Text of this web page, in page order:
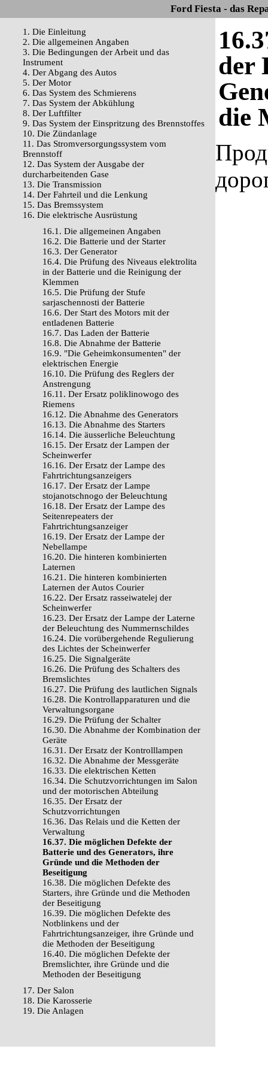
Ford Fiesta - das
1. Die Einleitung
2. Die allgemeinen Angaben
3. Die Bedingungen der Arbeit und das
Instrument
4. Der Abgang des Autos
5. Der Motor
6. Das System des Schmierens
7. Das System der Abkühlung
8. Der Luftfilter
9. Das System der Einspritzung des Brennstoffes
10. Die Zündanlage
11. Das Stromversorgungssystem vom
Brennstoff
12. Das System der Ausgabe der
durcharbeitenden Gase
13. Die Transmission
14. Der Fahrteil und die Lenkung
15. Das Bremssystem
16. Die elektrische Ausrüstung
16.1. Die allgemeinen Angaben
16.2. Die Batterie und der Starter
16.3. Der Generator
16.4. Die Prüfung des Niveaus elektrolita
in der Batterie und die Reinigung der
Klemmen
16.5. Die Prüfung der Stufe
sarjaschennosti der Batterie
16.6. Der Start des Motors mit der
entladenen Batterie
16.7. Das Laden der Batterie
16.8. Die Abnahme der Batterie
16.9. "Die Geheimkonsumenten" der
elektrischen Energie
16.10. Die Prüfung des Reglers der
Anstrengung
16.11. Der Ersatz poliklinowogo des
Riemens
16.12. Die Abnahme des Generators
16.13. Die Abnahme des Starters
16.14. Die äusserliche Beleuchtung
16.15. Der Ersatz der Lampen der
Scheinwerfer
16.16. Der Ersatz der Lampe des
Fahrtrichtungsanzeigers
16.17. Der Ersatz der Lampe
stojanotschnogo der Beleuchtung
16.18. Der Ersatz der Lampe des
Seitenrepeaters der
Fahrtrichtungsanzeiger
16.19. Der Ersatz der Lampe der
Nebellampe
16.20. Die hinteren kombinierten
Laternen
16.21. Die hinteren kombinierten
Laternen der Autos Courier
16.22. Der Ersatz rasseiwatelej der
Scheinwerfer
16.23. Der Ersatz der Lampe der Laterne
der Beleuchtung des Nummernschildes
16.24. Die vorübergehende Regulierung
des Lichtes der Scheinwerfer
16.25. Die Signalgeräte
16.26. Die Prüfung des Schalters des
Bremslichtes
16.27. Die Prüfung des lautlichen Signals
16.28. Die Kontrollapparaturen und die
Verwaltungsorgane
16.29. Die Prüfung der Schalter
16.30. Die Abnahme der Kombination der
Geräte
16.31. Der Ersatz der Kontrolllampen
16.32. Die Abnahme der Messgeräte
16.33. Die elektrischen Ketten
16.34. Die Schutzvorrichtungen im Salon
und der motorischen Abteilung
16.35. Der Ersatz der
Schutzvorrichtungen
16.36. Das Relais und die Ketten der
Verwaltung
16.37. Die möglichen Defekte der
Batterie und des Generators, ihre
Gründe und die Methoden der
Beseitigung
16.38. Die möglichen Defekte des
Starters, ihre Gründe und die Methoden
der Beseitigung
16.39. Die möglichen Defekte des
Notblinkens und der
Fahrtrichtungsanzeiger, ihre Gründe und
die Methoden der Beseitigung
16.40. Die möglichen Defekte der
Bremslichter, ihre Gründe und die
Methoden der Beseitigung
17. Der Salon
18. Die Karosserie
19. Die Anlagen
der
die